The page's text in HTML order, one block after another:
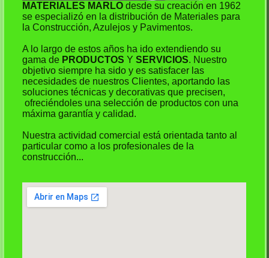
MATERIALES MARLO desde su creación en 1962
se especializó en la distribución de Materiales para
la Construcción, Azulejos y Pavimentos.
A lo largo de estos años ha ido extendiendo su
gama de PRODUCTOS YSERVICIOS. Nuestro
objetivo siempre ha sido y es satisfacer las
necesidades de nuestros Clientes, aportando las
soluciones técnicas y decorativas que precisen,
ofreciéndoles una selección de productos con una
máxima garantía y calidad.
Nuestra actividad comercial está orientada tanto al
particular como a los profesionales de la
construcción...